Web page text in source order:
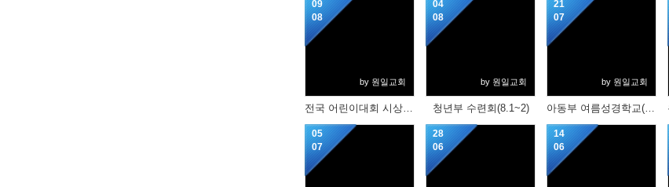
09
08
by 원일교회
04
08
by 원일교회
청년부 수련회(8.1~2)
21
07
by 원일교회
05
07
28
06
14
06